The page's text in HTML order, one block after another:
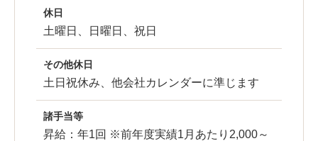
休日
土曜日、日曜日、祝日
その他休日
土日祝休み、他会社カレンダーに準じます
諸手当等
昇給：年1回 ※前年度実績1月あたり2,000～